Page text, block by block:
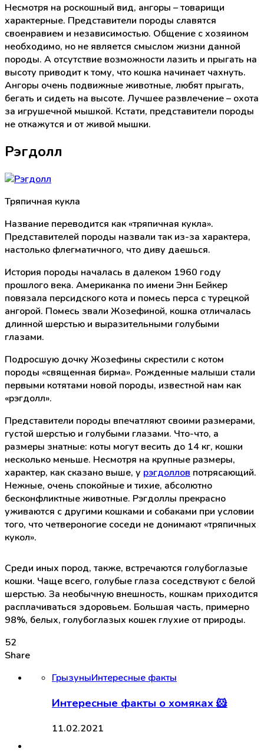
Несмотря на роскошный вид, ангоры – товарищи
характерные. Представители породы славятся
своенравием и независимостью. Общение с хозяином
необходимо, но не является смыслом жизни данной
породы. А отсутствие возможности лазить и прыгать на
высоту приводит к тому, что кошка начинает чахнуть.
Ангоры очень подвижные животные, любят прыгать,
бегать и сидеть на высоте. Лучшее развлечение – охота
за игрушечной мышкой. Кстати, представители породы
не откажутся и от живой мышки.
Рэгдолл
Тряпичная кукла
Название переводится как «тряпичная кукла».
Представителей породы назвали так из-за характера,
настолько флегматичного, что диву даешься.
История породы началась в далеком 1960 году
прошлого века. Американка по имени Энн Бейкер
повязала персидского кота и помесь перса с турецкой
ангорой. Помесь звали Жозефиной, кошка отличалась
длинной шерстью и выразительными голубыми
глазами.
Подросшую дочку Жозефины скрестили с котом
породы «священная бирма». Рожденные малыши стали
первыми котятами новой породы, известной нам как
«рэгдолл».
Представители породы впечатляют своими размерами,
густой шерстью и голубыми глазами. Что-что, а
размеры знатные: коты могут весить до 14 кг, кошки
несколько меньше. Несмотря на крупные размеры,
характер, как сказано выше, у рэгдоллов потрясающий.
Нежные, очень спокойные и тихие, абсолютно
бесконфликтные животные. Рэгдоллы прекрасно
уживаются с другими кошками и собаками при условии
того, что четвероногие соседи не донимают «тряпичных
кукол».
Среди иных пород, также, встречаются голубоглазые
кошки. Чаще всего, голубые глаза соседствуют с белой
шерстью. За необычную внешность, кошкам приходится
расплачиваться здоровьем. Большая часть, примерно
98%, белых, голубоглазых кошек глухие от природы.
52
Share
ГрызуныИнтересные факты
Интересные факты о хомяках 🐹
11.02.2021